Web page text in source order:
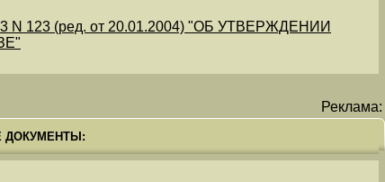
N 123 (ред. от 20.01.2004) "ОБ УТВЕРЖДЕНИИ
Реклама:
ДОКУМЕНТЫ: